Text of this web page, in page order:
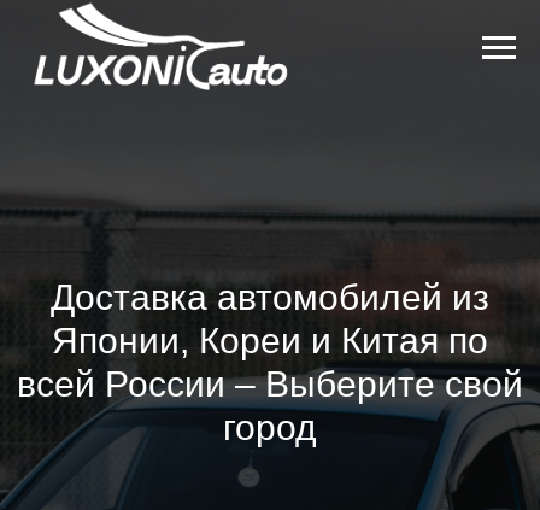
Доставка автомобилей из
Японии, Кореи и Китая по
всей России – Выберите свой
город